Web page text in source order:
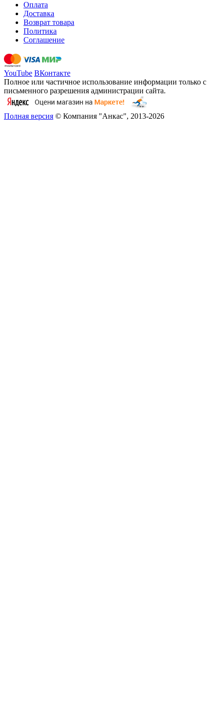
Оплата
Доставка
Возврат товара
Политика
Соглашение
YouTube ВКонтакте
Полное или частичное использование информации только с
письменного разрешения администрации сайта.
Полная версия © Компания "Анкас", 2013-2026